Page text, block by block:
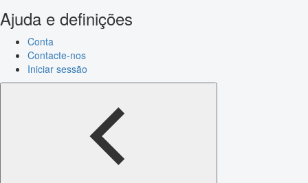
Ajuda e definições
Conta
Contacte-nos
Iniciar sessão